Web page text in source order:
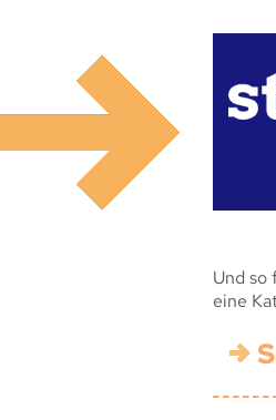
Und so
eine